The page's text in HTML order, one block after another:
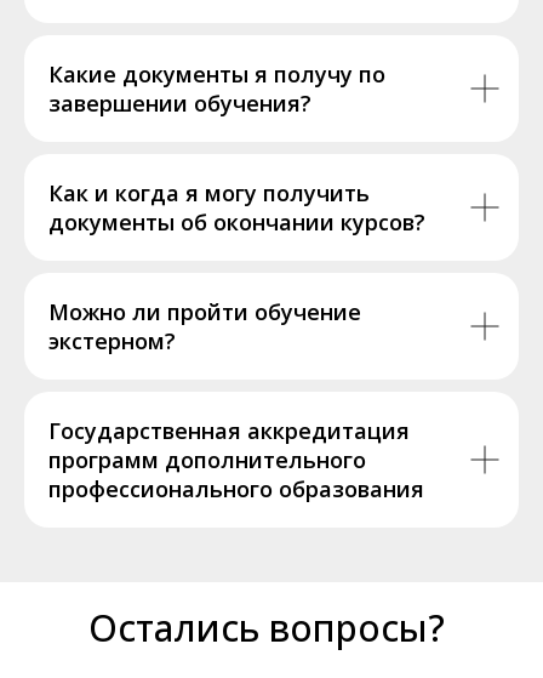
Какие документы я получу по
завершении обучения?
Как и когда я могу получить
документы об окончании курсов?
Можно ли пройти обучение
экстерном?
Государственная аккредитация
программ дополнительного
профессионального образования
Остались вопросы?